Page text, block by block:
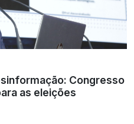
Congresso
as eleições